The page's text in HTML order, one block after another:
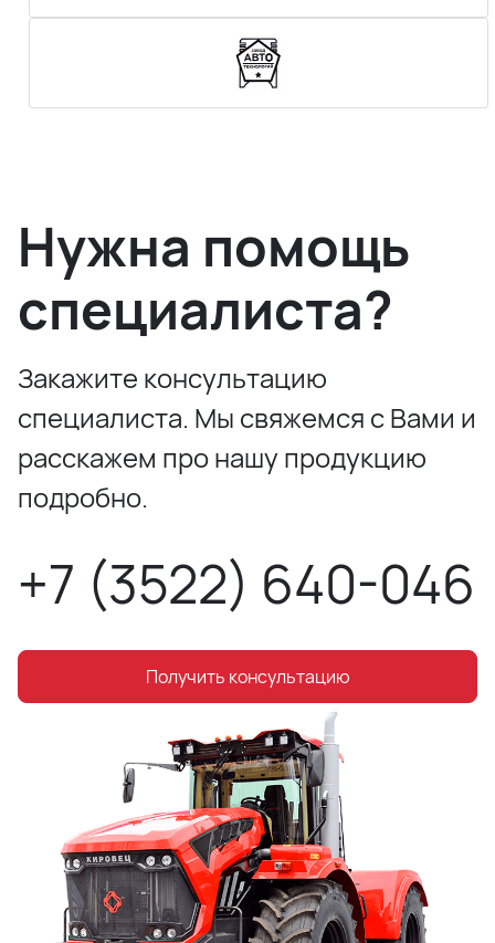
Нужна помощь
специалиста?
Закажите консультацию
специалиста. Мы свяжемся с Вами и
расскажем про нашу продукцию
подробно.
+7 (3522) 640-046
Получить консультацию